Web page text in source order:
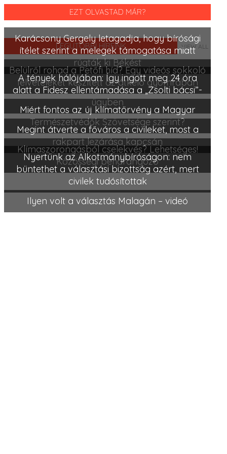
EZT OLVASTAD MÁR?
LEGUTÓBBI HÍREINK VIEW ALL
Karácsony Gergely letagadja, hogy bírósági
ítélet szerint a melegek támogatása miatt
rúgták ki Békést
Belülről rohad a Petőfi híd? Egy videós sokkoló
felvételeket készített az átkelő gyomrában
A tények hálójában: Így ingott meg 24 óra
alatt a Fidesz ellentámadása a „Zsolti bácsi”-
ügyben
Miért fontos az új klímatörvény a Magyar
Természetvédők Szövetsége szerint?
Megint átverte a főváros a civileket, most a
rakpart lezárása kapcsán
Klímaszorongásból cselekvés? Lehetséges!
Közösségi beharangozó
Nyertünk az Alkotmánybíróságon: nem
büntethet a választási bizottság azért, mert
civilek tudósítottak
Ilyen volt a választás Malagán – videó